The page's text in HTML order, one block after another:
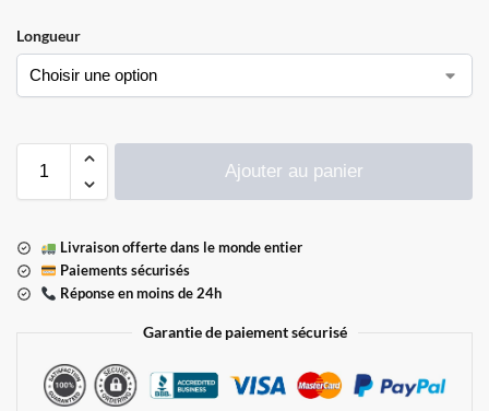
Longueur
Ajouter au panier
Livraison offerte dans le monde entier
Paiements sécurisés
Réponse en moins de 24h
Garantie de paiement sécurisé